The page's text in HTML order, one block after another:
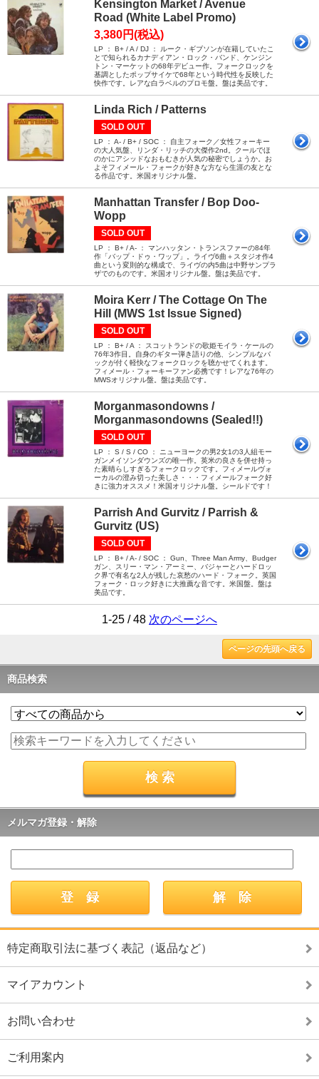
Kensington Market / Avenue
Road (White Label Promo)
3,380円(税込)
LP ： B+ / A / DJ ： ルーク・ギブソンが在籍していたこ
とで知られるカナディアン・ロック・バンド、ケンジン
トン・マーケットの68年デビュー作。フォークロックを
基調としたポップサイケで68年という時代性を反映した
快作です。レアな白ラベルのプロモ盤。盤は美品です。
Linda Rich / Patterns
SOLD OUT
LP ： A- / B+ / SOC ： 自主フォーク／女性フォーキー
の大人気盤、リンダ・リッチの大傑作2nd。クールでほ
のかにアシッドなおもむきが人気の秘密でしょうか。お
よそフィメール・フォークが好きな方なら生涯の友とな
る作品です。米国オリジナル盤。
Manhattan Transfer / Bop Doo-
Wopp
SOLD OUT
LP ： B+ / A- ： マンハッタン・トランスファーの84年
作「バップ・ドゥ・ワップ」。ライヴ6曲＋スタジオ作4
曲という変則的な構成で、ライヴの内5曲は中野サンプラ
ザでのものです。米国オリジナル盤。盤は美品です。
Moira Kerr / The Cottage On The
Hill (MWS 1st Issue Signed)
SOLD OUT
LP ： B+ / A ： スコットランドの歌姫モイラ・ケールの
76年3作目。自身のギター弾き語りの他、シンプルなバ
ックが付く軽快なフォークロックを聴かせてくれます。
フィメール・フォーキーファン必携です！レアな76年の
MWSオリジナル盤。盤は美品です。
Morganmasondowns /
Morganmasondowns (Sealed!!)
SOLD OUT
LP ： S / S / CO ： ニューヨークの男2女1の3人組モー
ガンメイソンダウンズの唯一作。英米の良さを併せ持っ
た素晴らしすぎるフォークロックです。フィメールヴォ
ーカルの澄み切った美しさ・・・フィメールフォーク好
きに強力オススメ！米国オリジナル盤。シールドです！
Parrish And Gurvitz / Parrish &
Gurvitz (US)
SOLD OUT
LP ： B+ / A- / SOC ： Gun、Three Man Army、Budger
ガン、スリー・マン・アーミー、バジャーとハードロッ
ク界で有名な2人が残した哀愁のハード・フォーク。英国
フォーク・ロック好きに大推薦な音です。米国盤。盤は
美品です。
1-25 / 48 次のページへ
ページの先頭へ戻る
商品検索
メルマガ登録・解除
特定商取引法に基づく表記（返品など）
マイアカウント
お問い合わせ
ご利用案内